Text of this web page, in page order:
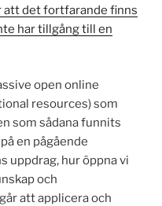
det fortfarande finns
har tillgång till en
open online
resources) som
som sådana funnits
en pågående
uppdrag, hur öppna vi
och
att applicera och